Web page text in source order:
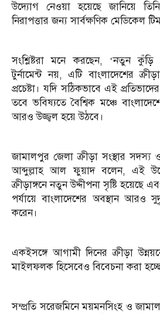
উদ্যোগ নেওয়া হয়েছে জানিয়ে
নিরাপত্তার জন্য সার্বক্ষণিক মেডিকেল
সংশ্লিষ্টরা মনে করছেন, ‘নতুন
টুর্নামেন্ট নয়, এটি বাংলাদেশের
প্রচেষ্টা। যদি সঠিকভাবে এই
তবে ভবিষ্যতে বৈশ্বিক মঞ্চে
আরও উজ্জ্বল হয়ে উঠবে।
জামালপুর জেলা ক্রীড়া সংস্থার সদস্য
আব্দুল্লাহ আল ফুয়াদ বলেন, এই
ক্রীড়াঙ্গনে নতুন উদ্দীপনা সৃষ্টি হয়েছে
পর্যায়ে বাংলাদেশের অবস্থান আরও
করেন।
একইসঙ্গে আগামী দিনের ক্রীড়া
মাইলফলক হিসেবেও বিবেচনা করা
সম্প্রতি সরেজমিনে ময়মনসিংহ ও